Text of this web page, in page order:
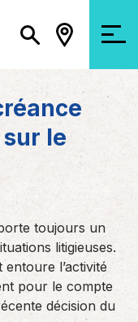
le
toujours un
litigieuses.
l’activité
pour le compte
décision du